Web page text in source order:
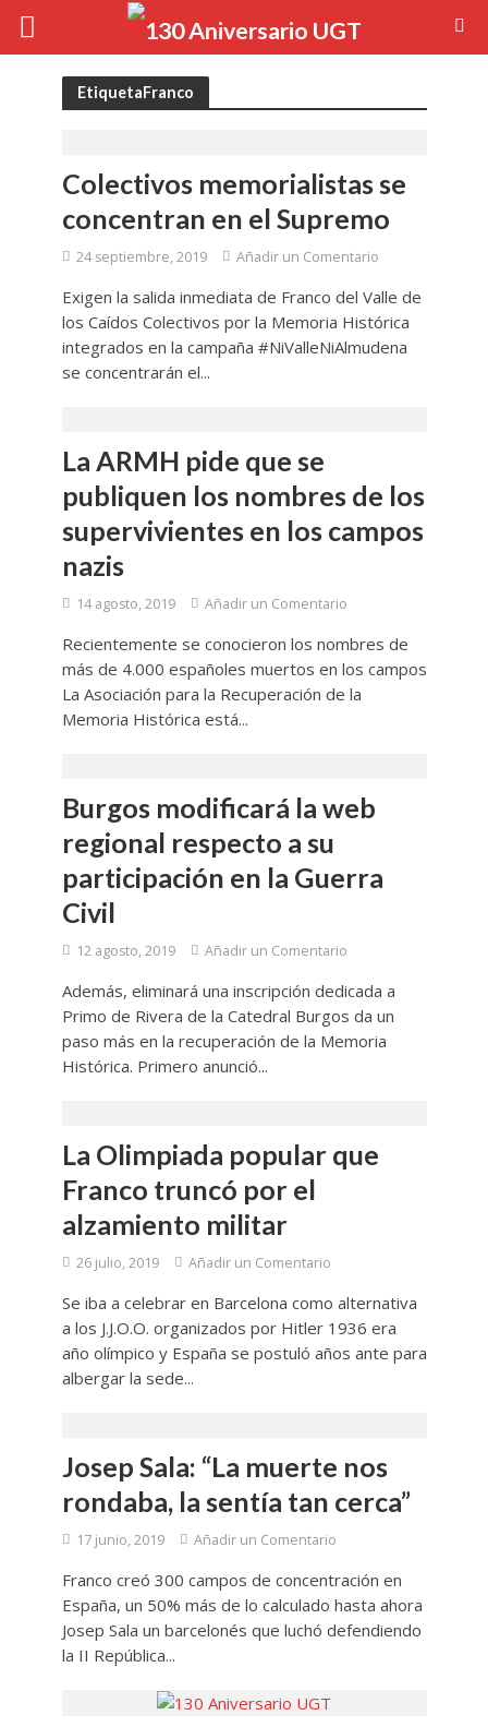
EtiquetaFranco
Colectivos memorialistas se
concentran en el Supremo
24 septiembre, 2019 Añadir un Comentario
Exigen la salida inmediata de Franco del Valle de
los Caídos Colectivos por la Memoria Histórica
integrados en la campaña #NiValleNiAlmudena
se concentrarán el...
La ARMH pide que se
publiquen los nombres de los
supervivientes en los campos
nazis
14 agosto, 2019 Añadir un Comentario
Recientemente se conocieron los nombres de
más de 4.000 españoles muertos en los campos
La Asociación para la Recuperación de la
Memoria Histórica está...
Burgos modificará la web
regional respecto a su
participación en la Guerra
Civil
12 agosto, 2019 Añadir un Comentario
Además, eliminará una inscripción dedicada a
Primo de Rivera de la Catedral Burgos da un
paso más en la recuperación de la Memoria
Histórica. Primero anunció...
La Olimpiada popular que
Franco truncó por el
alzamiento militar
26 julio, 2019 Añadir un Comentario
Se iba a celebrar en Barcelona como alternativa
a los J.J.O.O. organizados por Hitler 1936 era
año olímpico y España se postuló años ante para
albergar la sede...
Josep Sala: “La muerte nos
rondaba, la sentía tan cerca”
17 junio, 2019 Añadir un Comentario
Franco creó 300 campos de concentración en
España, un 50% más de lo calculado hasta ahora
Josep Sala un barcelonés que luchó defendiendo
la II República...